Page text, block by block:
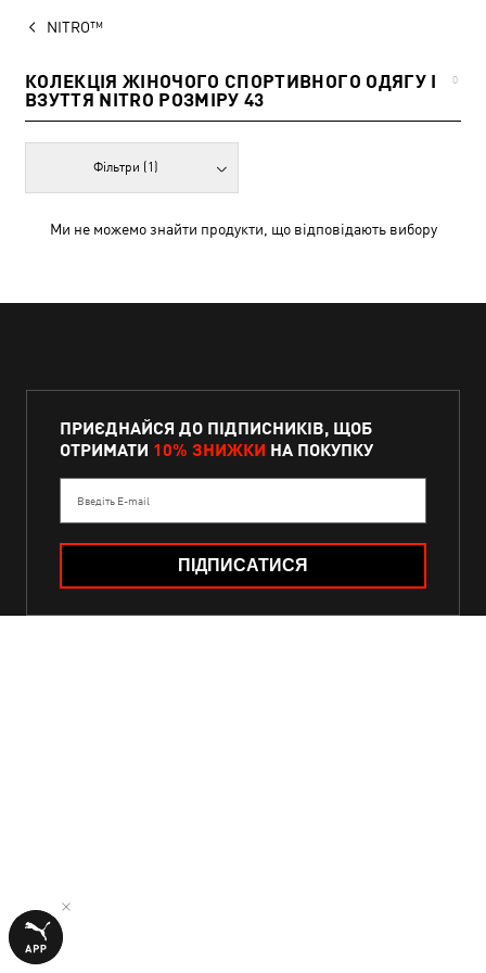
NITRO™
КОЛЕКЦІЯ ЖІНОЧОГО СПОРТИВНОГО ОДЯГУ І
ВЗУТТЯ NITRO РОЗМІРУ 43
0
Фільтри (1)
Ми не можемо знайти продукти, що відповідають вибору
ПРИЄДНАЙСЯ ДО ПІДПИСНИКІВ, ЩОБ
ОТРИМАТИ 10% ЗНИЖКИ НА ПОКУПКУ
Введіть E-mail
ПІДПИСАТИСЯ